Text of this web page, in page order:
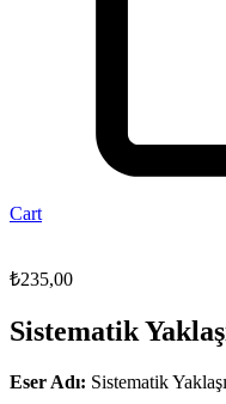
Cart
₺235,00
Sistematik
Eser Adı: Sistematik